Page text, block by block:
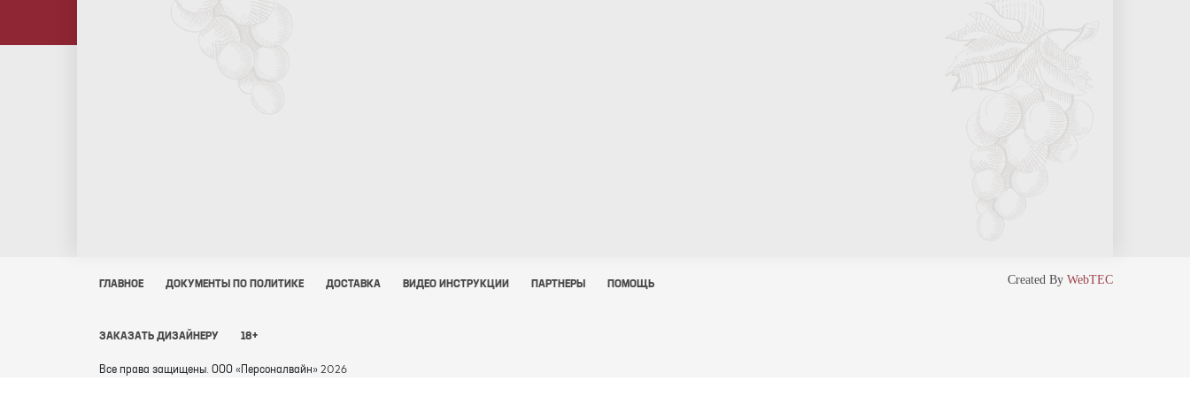
ГЛАВНОЕ ДОКУМЕНТЫ ПО ПОЛИТИКЕ ДОСТАВКА ВИДЕО ИНСТРУКЦИИ ПАРТНЕРЫ ПОМОЩЬ
ЗАКАЗАТЬ ДИЗАЙНЕРУ 18+
Все права защищены. ООО «Персоналвайн» 2026
Created By WebTEC